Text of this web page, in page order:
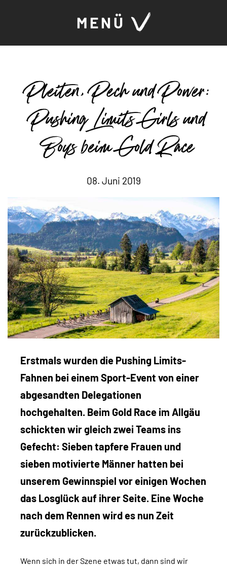
MENÜ
Pleiten, Pech und Power:
Pushing Limits Girls und
Boys beim Gold Race
08. Juni 2019
Erstmals wurden die Pushing Limits-
Fahnen bei einem Sport-Event von einer
abgesandten Delegationen
hochgehalten. Beim Gold Race im Allgäu
schickten wir gleich zwei Teams ins
Gefecht: Sieben tapfere Frauen und
sieben motivierte Männer hatten bei
unserem Gewinnspiel vor einigen Wochen
das Losglück auf ihrer Seite. Eine Woche
nach dem Rennen wird es nun Zeit
zurückzublicken.
Wenn sich in der Szene etwas tut, dann sind wir